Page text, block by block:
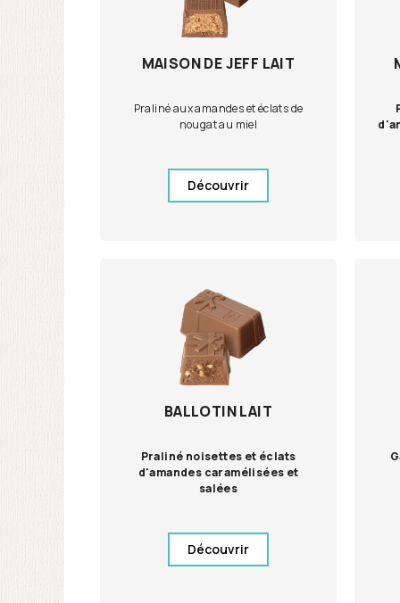
MAISON DE JEFF LAIT
Praliné aux amandes et éclats de
nougat au miel
Découvrir
BALLOTIN LAIT
Praliné noisettes et éclats
d'amandes caramélisées et
salées
Découvrir